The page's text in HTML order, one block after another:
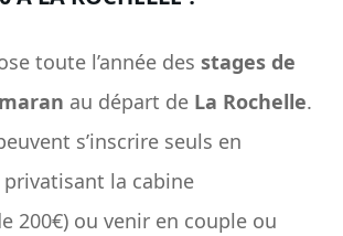
toute l’année des stages de
au départ de La Rochelle.
s’inscrire seuls en
la cabine
200€) ou venir en couple ou